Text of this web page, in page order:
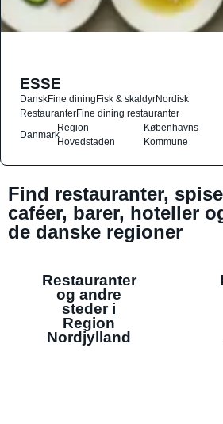
ESSE
DanskFine diningFisk & skaldyrNordisk
RestauranterFine dining restauranter
Danmark
Region
Hovedstaden
Københavns
Kommune
Find restauranter,
caféer, barer, hoteller
de danske regioner
Restauranter
og andre
steder i
Region
Nordjylland